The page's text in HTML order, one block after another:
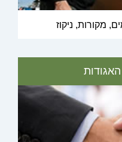
מקורות, ניקוז